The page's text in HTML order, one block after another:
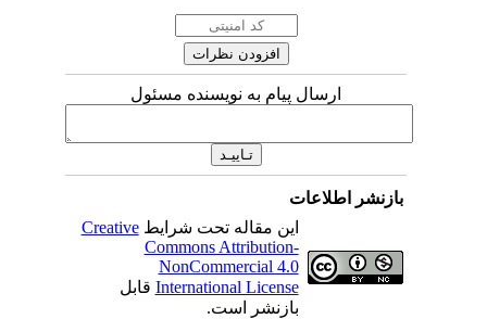
ارسال پیام به نویسنده مسئول
بازنشر اطلاعات
این مقاله تحت شرایطCreative
Commons Attribution-
NonCommercial 4.0
International Licenseقابل
بازنشر است.